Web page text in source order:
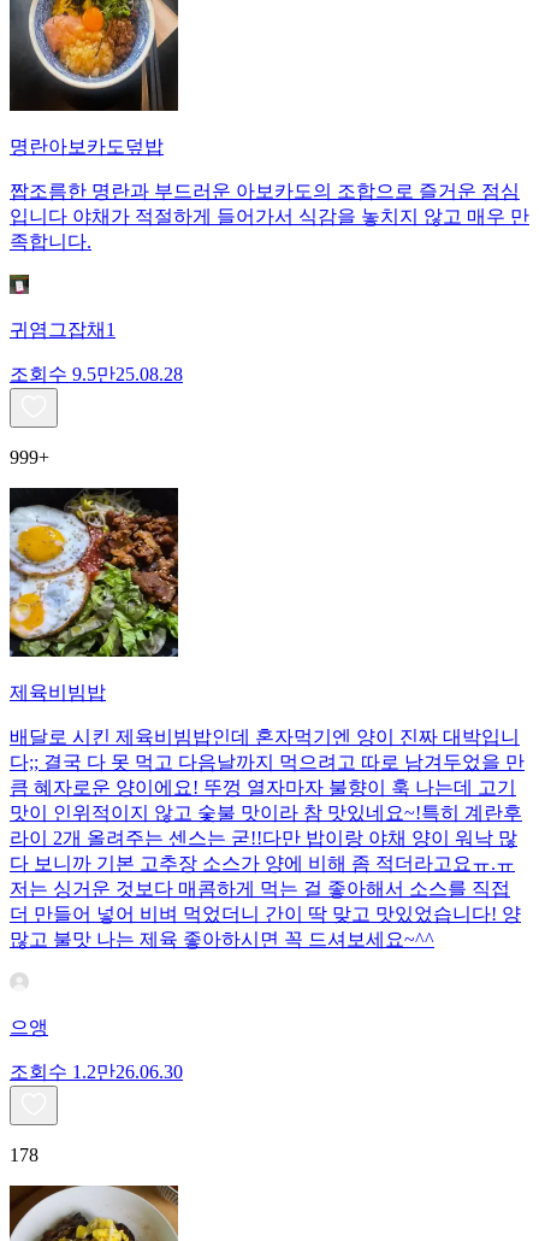
명란아보카도덮밥
짭조름한 명란과 부드러운 아보카도의 조합으로 즐거운 점심
입니다 야채가 적절하게 들어가서 식감을 놓치지 않고 매우 만
족합니다.
귀염그잡채1
조회수 9.5만25.08.28
999+
제육비빔밥
배달로 시킨 제육비빔밥인데 혼자먹기엔 양이 진짜 대박입니
다;; 결국 다 못 먹고 다음날까지 먹으려고 따로 남겨두었을 만
큼 혜자로운 양이에요! 뚜껑 열자마자 불향이 훅 나는데 고기
맛이 인위적이지 않고 숯불 맛이라 참 맛있네요~!특히 계란후
라이 2개 올려주는 센스는 굳!! ​다만 밥이랑 야채 양이 워낙 많
다 보니까 기본 고추장 소스가 양에 비해 좀 적더라고요ㅠ.ㅠ
저는 싱거운 것보다 매콤하게 먹는 걸 좋아해서 소스를 직접
더 만들어 넣어 비벼 먹었더니 간이 딱 맞고 맛있었습니다! 양
많고 불맛 나는 제육 좋아하시면 꼭 드셔보세요~^^
으앵
조회수 1.2만26.06.30
178